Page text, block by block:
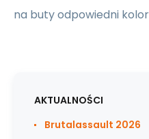
na buty odpowiedni
AKTUALNOŚCI
Brutalassault 2026